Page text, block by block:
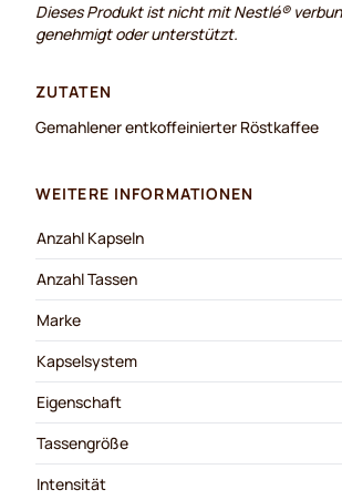
Dieses Produkt ist nicht mit Nestlé®
genehmigt oder unterstützt.
ZUTATEN
Gemahlener entkoffeinierter Röstkaffee
WEITERE INFORMATIONEN
Anzahl Kapseln
Anzahl Tassen
Marke
Kapselsystem
Eigenschaft
Tassengröße
Intensität